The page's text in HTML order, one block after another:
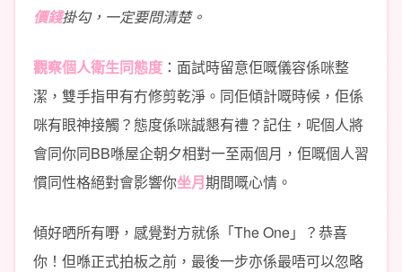
價錢掛勾，一定要問清楚。
觀察個人衛生同態度 ：面試時留意佢嘅儀容係咪整
潔，雙手指甲有冇修剪乾淨。同佢傾計嘅時候，佢係
咪有眼神接觸？態度係咪誠懇有禮？記住，呢個人將
會同你同BB喺屋企朝夕相對一至兩個月，佢嘅個人習
慣同性格絕對會影響你坐月期間嘅心情。
傾好晒所有嘢，感覺對方就係「The One」？恭喜
你！但喺正式拍板之前，最後一步亦係最唔可以忽略